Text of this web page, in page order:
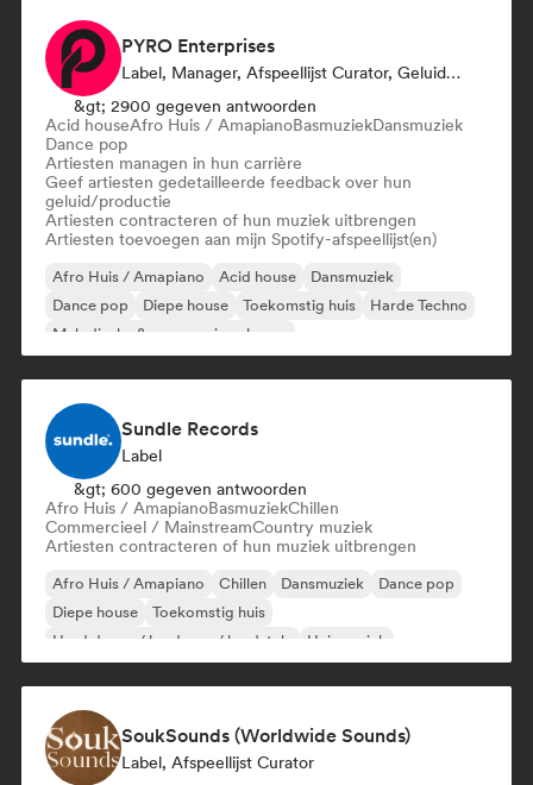
PYRO Enterprises
Label, Manager, Afspeellijst Curator, Geluidsexpert
&gt; 2900 gegeven antwoorden
Acid houseAfro Huis / AmapianoBasmuziekDansmuziek
Dance pop
Artiesten managen in hun carrière
Geef artiesten gedetailleerde feedback over hun
geluid/productie
Artiesten contracteren of hun muziek uitbrengen
Artiesten toevoegen aan mijn Spotify-afspeellijst(en)
Afro Huis / Amapiano Acid house
Dansmuziek
Dance pop
Diepe house Toekomstig huis
Harde Techno
Melodische & progressieve house
Sundle Records
Label
&gt; 600 gegeven antwoorden
Afro Huis / AmapianoBasmuziekChillen
Commercieel / MainstreamCountry muziek
Artiesten contracteren of hun muziek uitbrengen
Afro Huis / Amapiano Chillen Dansmuziek
Dance pop
Diepe house
Toekomstig huis
Hard dance / hardcore / hardstyle
Huismuziek
SoukSounds (Worldwide Sounds)
Label, Afspeellijst Curator